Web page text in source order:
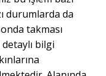
durumlarda da
takması
bilgi